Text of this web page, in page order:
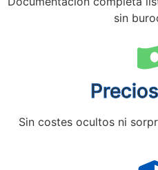
sin
Sin costes ocultos ni